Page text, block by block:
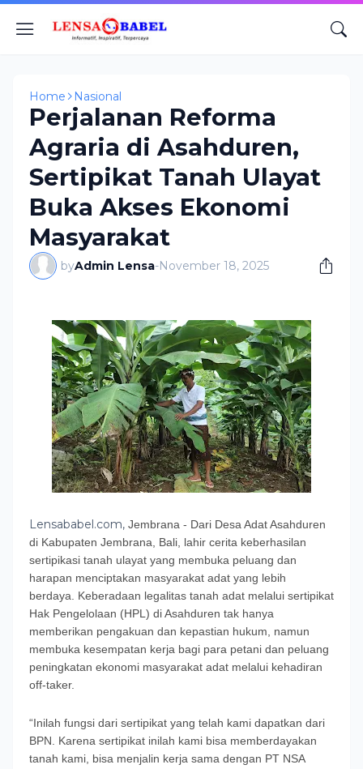
Home Nasional
Perjalanan Reforma
Agraria di Asahduren,
Sertipikat Tanah Ulayat
Buka Akses Ekonomi
Masyarakat
byAdmin Lensa-November 18, 2025
Lensababel.com, Jembrana - Dari Desa Adat Asahduren
di Kabupaten Jembrana, Bali, lahir cerita keberhasilan
sertipikasi tanah ulayat yang membuka peluang dan
harapan menciptakan masyarakat adat yang lebih
berdaya. Keberadaan legalitas tanah adat melalui sertipikat
Hak Pengelolaan (HPL) di Asahduren tak hanya
memberikan pengakuan dan kepastian hukum, namun
membuka kesempatan kerja bagi para petani dan peluang
peningkatan ekonomi masyarakat adat melalui kehadiran
off-taker.
“Inilah fungsi dari sertipikat yang telah kami dapatkan dari
BPN. Karena sertipikat inilah kami bisa memberdayakan
tanah kami, bisa menjalin kerja sama dengan PT NSA